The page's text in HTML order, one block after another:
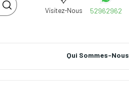
Visitez-Nous 52962962
Qui Sommes-Nous